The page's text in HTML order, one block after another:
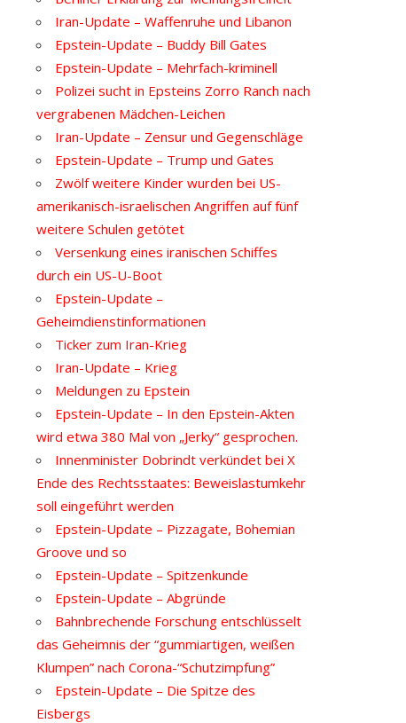
Iran-Update – Waffenruhe und Libanon
Epstein-Update – Buddy Bill Gates
Epstein-Update – Mehrfach-kriminell
Polizei sucht in Epsteins Zorro Ranch nach
vergrabenen Mädchen-Leichen
Iran-Update – Zensur und Gegenschläge
Epstein-Update – Trump und Gates
Zwölf weitere Kinder wurden bei US-
amerikanisch-israelischen Angriffen auf fünf
weitere Schulen getötet
Versenkung eines iranischen Schiffes
durch ein US-U-Boot
Epstein-Update –
Geheimdienstinformationen
Ticker zum Iran-Krieg
Iran-Update – Krieg
Meldungen zu Epstein
Epstein-Update – In den Epstein-Akten
wird etwa 380 Mal von „Jerky“ gesprochen.
Innenminister Dobrindt verkündet bei X
Ende des Rechtsstaates: Beweislastumkehr
soll eingeführt werden
Epstein-Update – Pizzagate, Bohemian
Groove und so
Epstein-Update – Spitzenkunde
Epstein-Update – Abgründe
Bahnbrechende Forschung entschlüsselt
das Geheimnis der “gummiartigen, weißen
Klumpen” nach Corona-“Schutzimpfung”
Epstein-Update – Die Spitze des
Eisbergs